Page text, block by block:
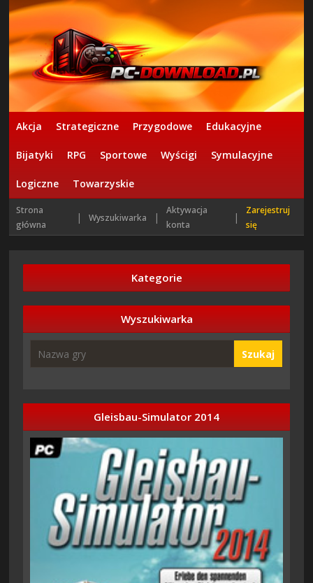
Akcja Strategiczne Przygodowe Edukacyjne
Bijatyki RPG Sportowe Wyścigi Symulacyjne
Logiczne Towarzyskie
Strona
główna
| Wyszukiwarka |
Aktywacja
konta
|
Zarejestruj
się
Kategorie
Wyszukiwarka
Szukaj
Gleisbau-Simulator 2014